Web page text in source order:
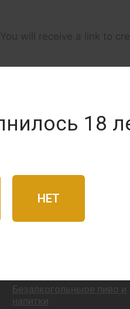
will receive a link to
Полезные ссылки
Безалкогольныое пиво и
напитки
18
НЕТ